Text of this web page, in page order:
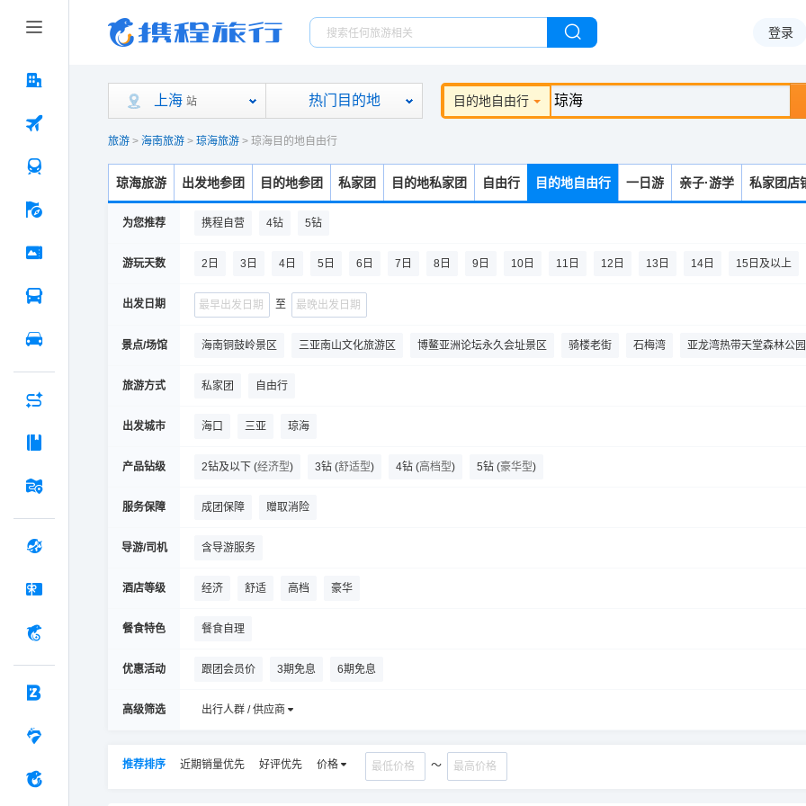
登录
上海 站 热门目的地 目的地自由行
旅游 > 海南旅游 > 琼海旅游 > 琼海目的地自由行
琼海旅游 出发地参团 目的地参团 私家团 目的地私家团 自由行 目的地自由行 一日游 亲子·游学 私家团店
为您推荐 携程自营 4钻 5钻
游玩天数 2日 3日 4日 5日 6日 7日 8日 9日 10日 11日 12日 13日 14日 15日及以上
出发日期 至
景点/场馆 海南铜鼓岭景区 三亚南山文化旅游区 博鳌亚洲论坛永久会址景区 骑楼老街 石梅湾 亚龙湾热带天堂森林公园
天涯海角 神州半岛旅游区-灯塔
旅游方式 私家团 自由行
出发城市 海口 三亚 琼海
产品钻级 2钻及以下 (经济型) 3钻 (舒适型) 4钻 (高档型) 5钻 (豪华型)
服务保障 成团保障 赠取消险
导游/司机 含导游服务
酒店等级 经济 舒适 高档 豪华
餐食特色 餐食自理
优惠活动 跟团会员价 3期免息 6期免息
高级筛选 出行人群 / 供应商
推荐排序 近期销量优先 好评优先 价格 ～